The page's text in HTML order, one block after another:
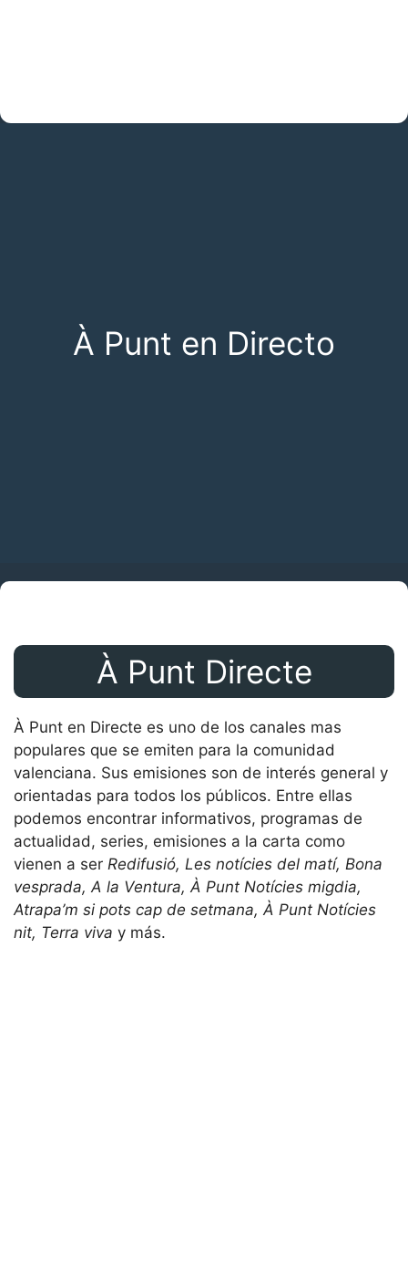
À Punt en Directo
À Punt Directe
À Punt en Directe es uno de los canales mas
populares que se emiten para la comunidad
valenciana. Sus emisiones son de interés general y
orientadas para todos los públicos. Entre ellas
podemos encontrar informativos, programas de
actualidad, series, emisiones a la carta como
vienen a ser Redifusió, Les notícies del matí, Bona
vesprada, A la Ventura, À Punt Notícies migdia,
Atrapa’m si pots cap de setmana, À Punt Notícies
nit, Terra viva y más.